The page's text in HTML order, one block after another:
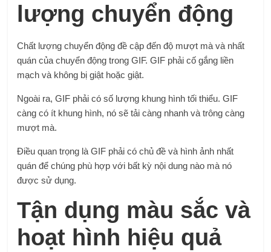
lượng chuyển động
Chất lượng chuyển động đề cập đến độ mượt mà và nhất
quán của chuyển động trong GIF. GIF phải cố gắng liền
mạch và không bị giật hoặc giật.
Ngoài ra, GIF phải có số lượng khung hình tối thiểu. GIF
càng có ít khung hình, nó sẽ tải càng nhanh và trông càng
mượt mà.
Điều quan trọng là GIF phải có chủ đề và hình ảnh nhất
quán để chúng phù hợp với bất kỳ nội dung nào mà nó
được sử dụng.
Tận dụng màu sắc và
hoạt hình hiệu quả